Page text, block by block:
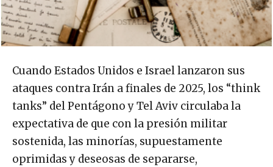
Cuando Estados Unidos e Israel lanzaron sus
ataques contra Irán a finales de 2025, los “think
tanks” del Pentágono y Tel Aviv circulaba la
expectativa de que con la presión militar
sostenida, las minorías, supuestamente
oprimidas y deseosas de separarse,